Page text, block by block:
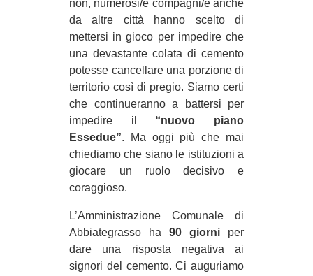
non, numerosi/e compagni/e anche
da altre città hanno scelto di
mettersi in gioco per impedire che
una devastante colata di cemento
potesse cancellare una porzione di
territorio così di pregio. Siamo certi
che continueranno a battersi per
impedire il “nuovo piano
Essedue”. Ma oggi più che mai
chiediamo che siano le istituzioni a
giocare un ruolo decisivo e
coraggioso.
L’Amministrazione Comunale di
Abbiategrasso ha 90 giorni per
dare una risposta negativa ai
signori del cemento. Ci auguriamo